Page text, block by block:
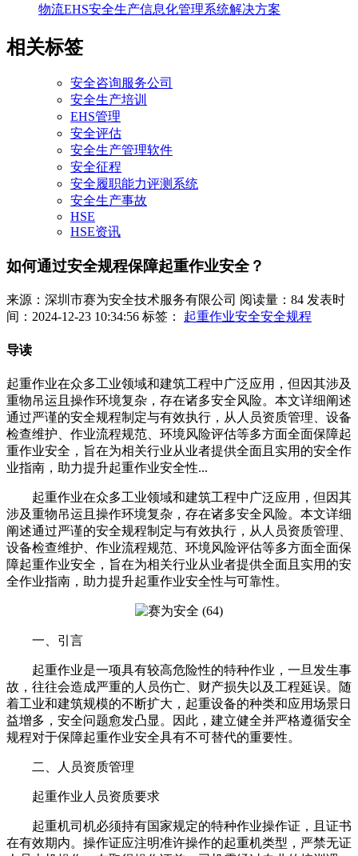
物流EHS安全生产信息化管理系统解决方案
相关标签
安全咨询服务公司
安全生产培训
EHS管理
安全评估
安全生产管理软件
安全征程
安全履职能力评测系统
安全生产事故
HSE
HSE资讯
如何通过安全规程保障起重作业安全？
来源：深圳市赛为安全技术服务有限公司 阅读量：84 发表时
间：2024-12-23 10:34:56 标签： 起重作业安全安全规程
导读
起重作业在众多工业领域和建筑工程中广泛应用，但因其涉及
重物吊运且操作环境复杂，存在诸多安全风险。本文详细阐述
通过严谨的安全规程制定与有效执行，从人员资质管理、设备
检查维护、作业流程规范、环境风险评估等多方面全面保障起
重作业安全，旨在为相关行业从业者提供全面且实用的安全作
业指南，助力提升起重作业安全性...
起重作业在众多工业领域和建筑工程中广泛应用，但因其
涉及重物吊运且操作环境复杂，存在诸多安全风险。本文详细
阐述通过严谨的安全规程制定与有效执行，从人员资质管理、
设备检查维护、作业流程规范、环境风险评估等多方面全面保
障起重作业安全，旨在为相关行业从业者提供全面且实用的安
全作业指南，助力提升起重作业安全性与可靠性。
一、引言
起重作业是一项具有较高危险性的特种作业，一旦发生事
故，往往会造成严重的人员伤亡、财产损失以及工程延误。随
着工业和建筑规模的不断扩大，起重设备的种类和应用场景日
益增多，安全问题愈发凸显。因此，建立健全并严格遵循安全
规程对于保障起重作业安全具有不可替代的重要性。
二、人员资质管理
起重作业人员资质要求
起重机司机必须持有国家规定的特种作业操作证，且证书
在有效期内。操作证应注明准许操作的起重机类型，严禁无证